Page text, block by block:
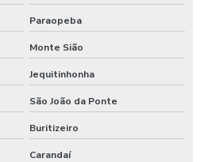
comercial
predial
Paraopeba
Monte Sião
Jequitinhonha
São João da Ponte
Buritizeiro
Carandaí